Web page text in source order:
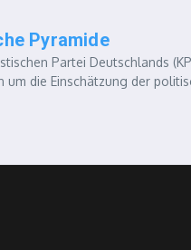
Pyramide
Partei Deutschlands
um die Einschätzung der